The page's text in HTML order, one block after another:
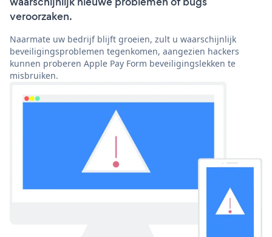
veroorzaken.
Naarmate uw bedrijf blijft groeien, zult u waarschijnlijk
beveiligingsproblemen tegenkomen, aangezien hackers
kunnen proberen Apple Pay Form beveiligingslekken te
misbruiken.